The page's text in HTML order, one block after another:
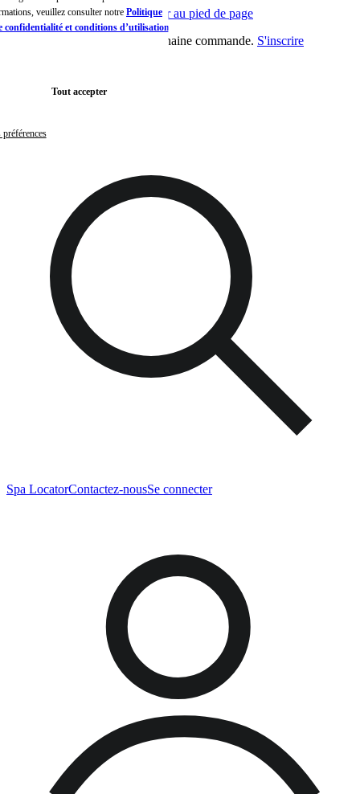
veuillez consulter notrePolitique
confidentialité et conditions d’utilisation de
Tout accepter
préférences
Passer au contenu principalAller au pied de page
10€ de réduction sur votre prochaine commande. S'inscrire
Spa LocatorContactez-nousSe connecter